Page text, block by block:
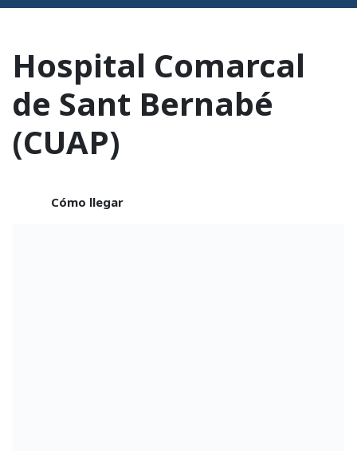
Hospital Comarcal
de Sant Bernabé
(CUAP)
Cómo llegar